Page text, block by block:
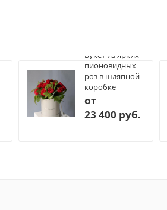
Букет из ярких
пионовидных
роз в шляпной
коробке
от
23 400 руб.